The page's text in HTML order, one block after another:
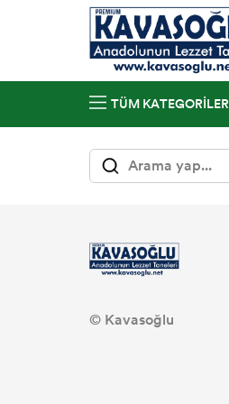
TÜM KATEGORILER
© Kavasoğlu